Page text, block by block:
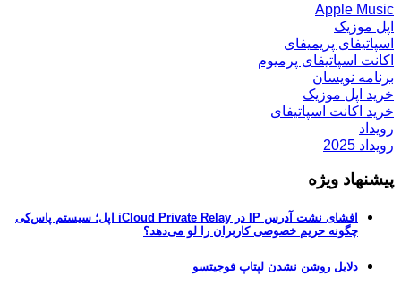
Apple Music
اپل موزیک
اسپاتیفای پریمیفای
اکانت اسپاتیفای پرمیوم
برنامه نویسان
خرید اپل موزیک
خرید اکانت اسپاتیفای
رویداد
رویداد 2025
پیشنهاد ویژه
افشای نشت آدرس IP در iCloud Private Relay اپل؛ سیستم پاس‌کی
چگونه حریم خصوصی کاربران را لو می‌دهد؟
دلایل روشن نشدن لپتاپ فوجیتسو